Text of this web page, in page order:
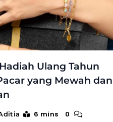
Ulang Tahun
yang Mewah dan
6 mins 0